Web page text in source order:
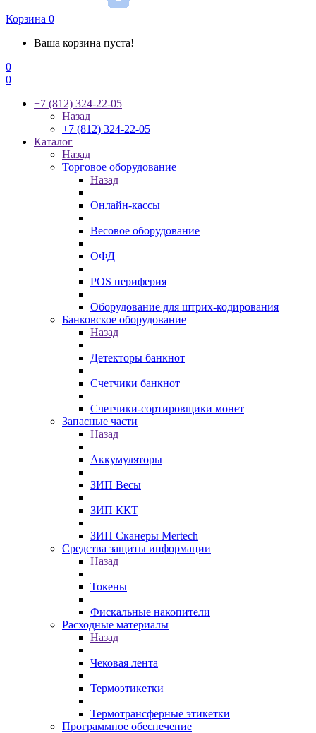
Корзина 0
Ваша корзина пуста!
0
0
+7 (812) 324-22-05
Назад
+7 (812) 324-22-05
Каталог
Назад
Торговое оборудование
Назад
Онлайн-кассы
Весовое оборудование
ОФД
POS периферия
Оборудование для штрих-кодирования
Банковское оборудование
Назад
Детекторы банкнот
Счетчики банкнот
Счетчики-сортировщики монет
Запасные части
Назад
Аккумуляторы
ЗИП Весы
ЗИП ККТ
ЗИП Сканеры Mertech
Средства защиты информации
Назад
Токены
Фискальные накопители
Расходные материалы
Назад
Чековая лента
Термоэтикетки
Термотрансферные этикетки
Программное обеспечение